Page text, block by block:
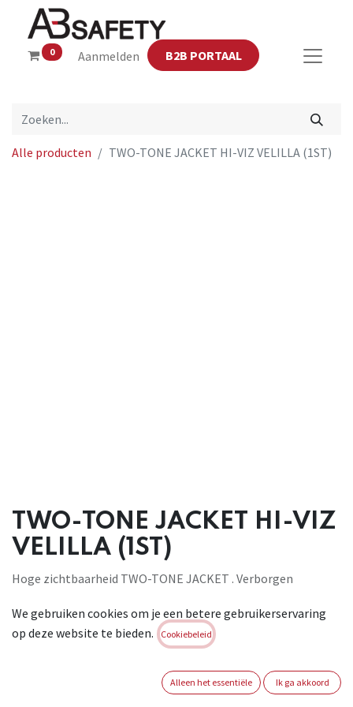
0 Aanmelden B2B PORTAAL
Alle producten TWO-TONE JACKET HI-VIZ VELILLA (1ST)
TWO-TONE JACKET HI-VIZ
VELILLA (1ST)
Hoge zichtbaarheid TWO-TONE JACKET . Verborgen
voorkant met klittenband .
Reflecterende tape op romp en mouwen . Verborgen
Fleece binnenvoering in kraag . Afneembare mouwen .
Elastische tailleband aan de zijkant . Elastische manchetten
We gebruiken cookies om je een betere gebruikerservaring
op deze website te bieden.
Cookiebeleid
Alleen het essentiële Ik ga akkoord